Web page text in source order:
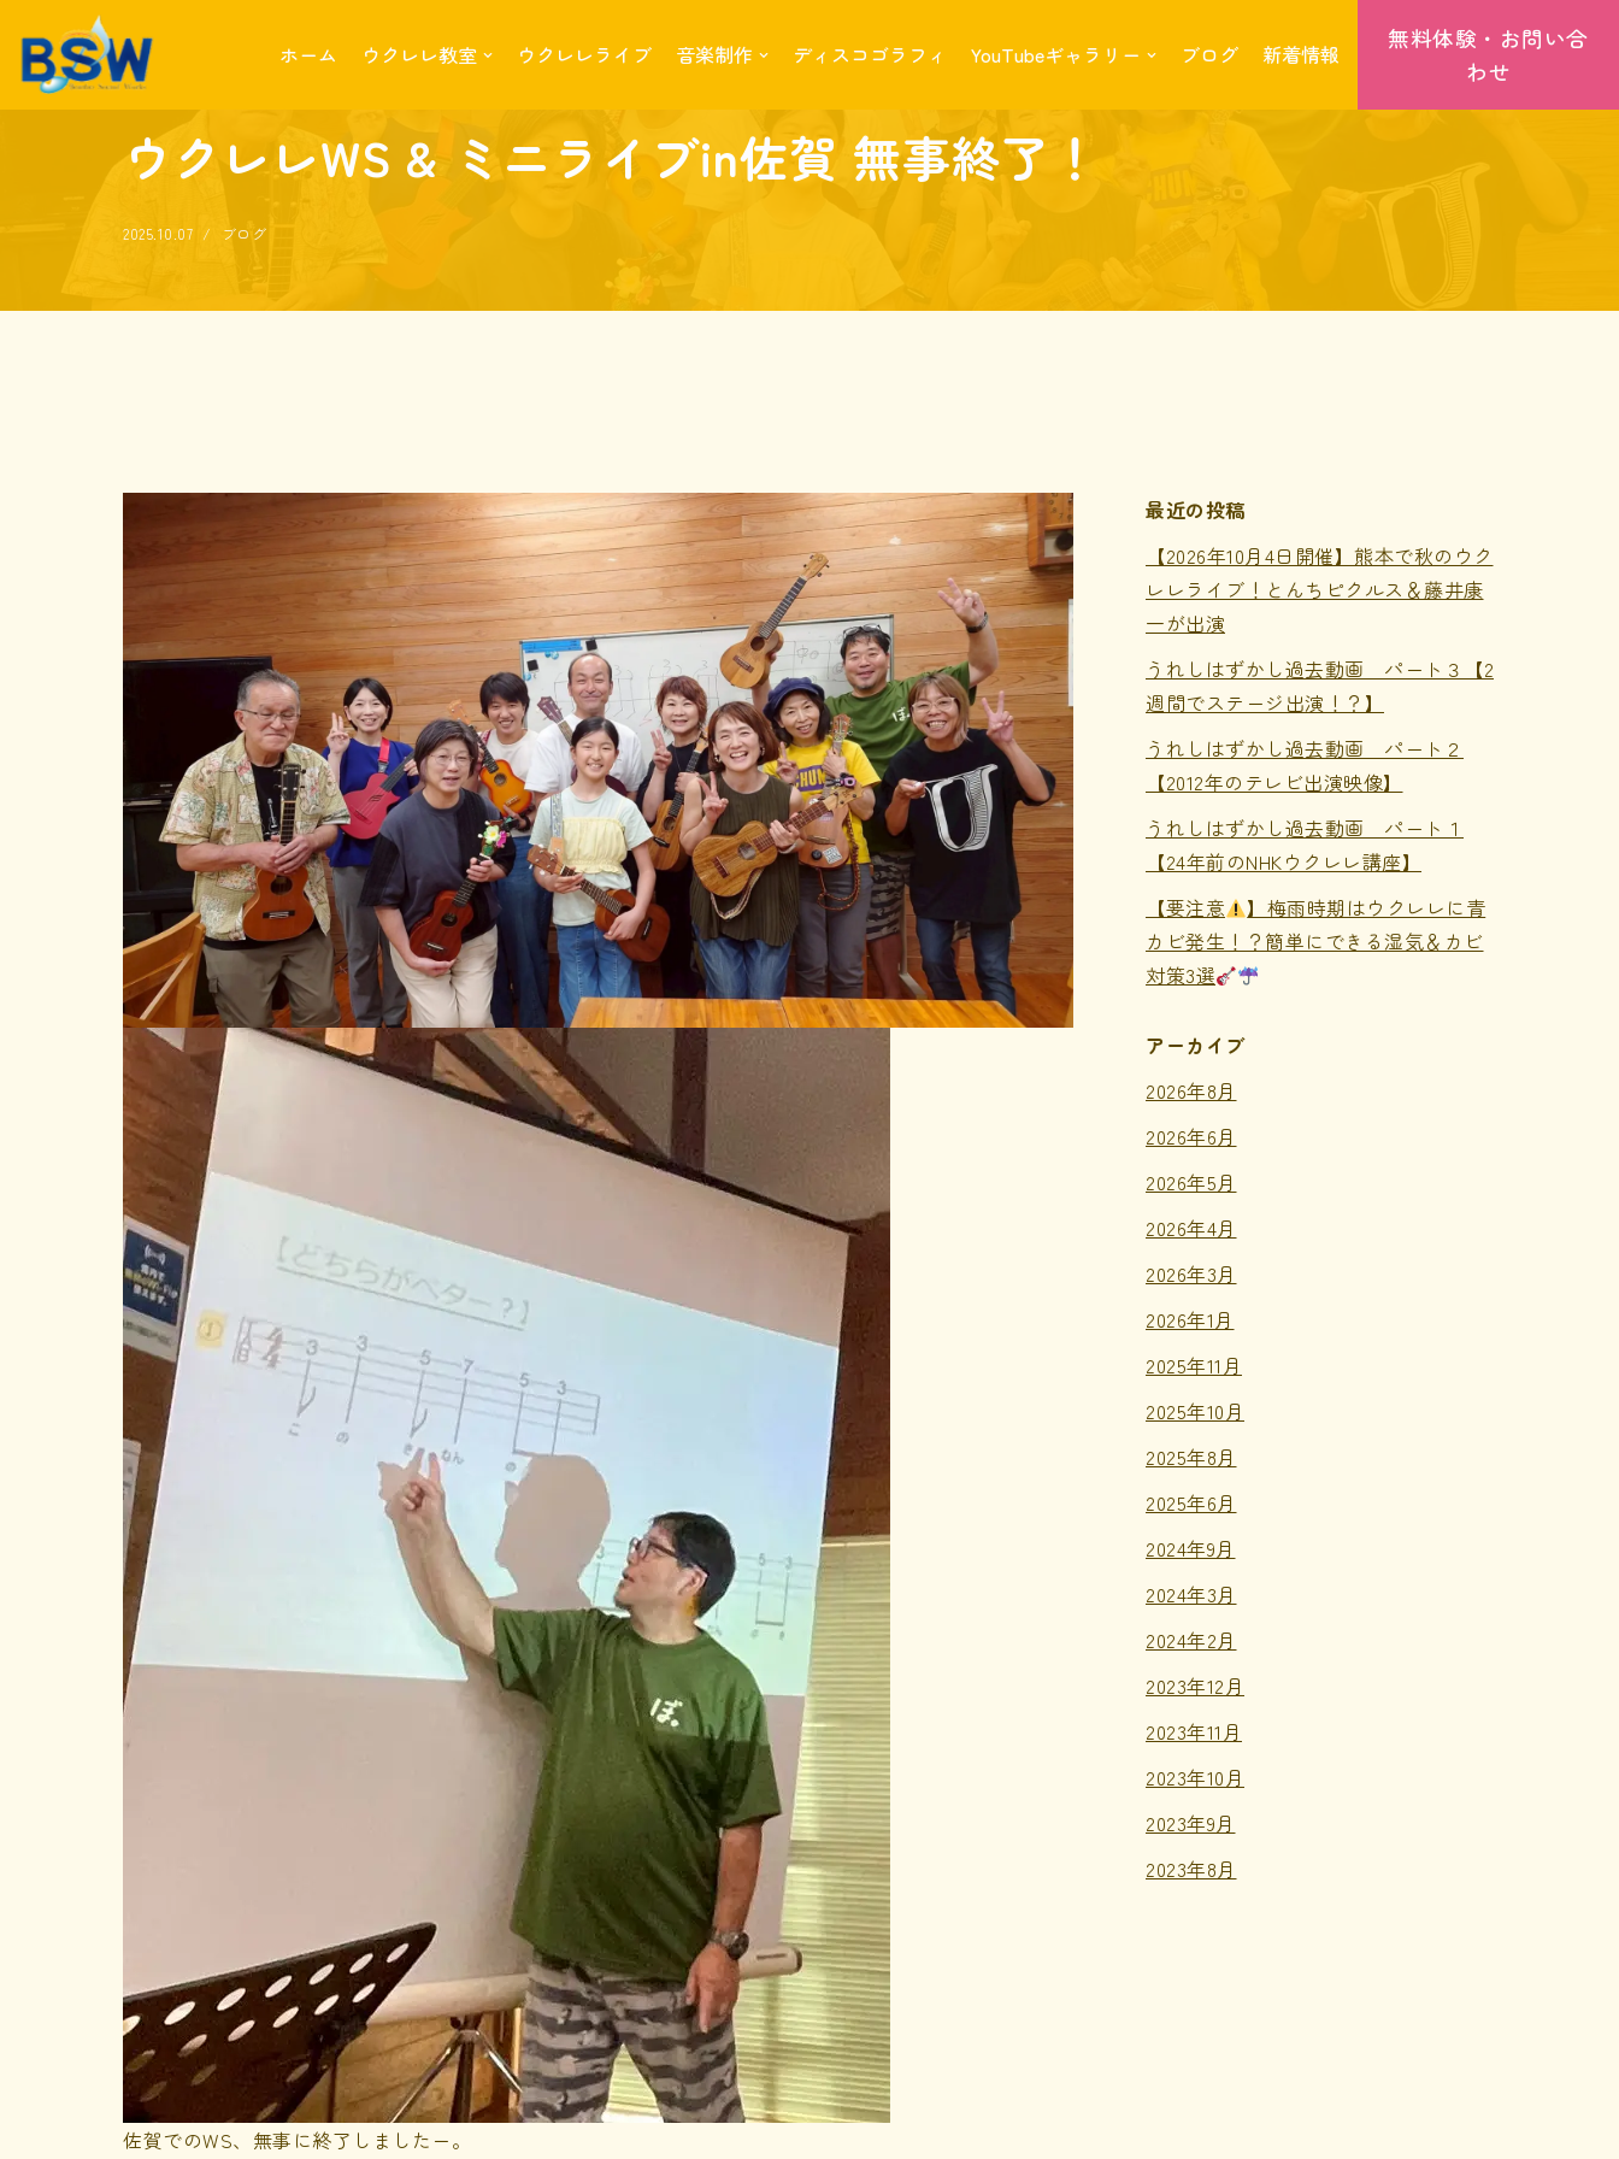
コ
キ
ホーム ウクレレ教室 ウクレレライブ 音楽制作 ディスコゴラフィ YouTubeギャラリー ブログ 新着情報
無料体験・お問い合
わせ
ホーム
ウクレレWS & ミニライブin佐賀 無事終了！
2025.10.07 ブログ
佐賀でのWS、無事に終了しましたー。
最近の投稿
【2026年10月4日開催】熊本で秋のウク
レレライブ！とんちピクルス＆藤井康
一が出演
うれしはずかし過去動画 パート３【2
週間でステージ出演！？】
うれしはずかし過去動画 パート２
【2012年のテレビ出演映像】
うれしはずかし過去動画 パート１
【24年前のNHKウクレレ講座】
【要注意
】梅雨時期はウクレレに青
カビ発生！？簡単にできる湿気＆カビ
対策3選
アーカイブ
2026年8月
2026年6月
2026年5月
2026年4月
2026年3月
2026年1月
2025年11月
2025年10月
2025年8月
2025年6月
2024年9月
2024年3月
2024年2月
2023年12月
2023年11月
2023年10月
2023年9月
2023年8月